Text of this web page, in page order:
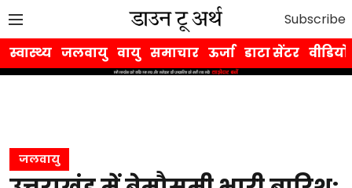
Subscribe
स्वास्थ्य जलवायु वायु समाचार ऊर्जा डाटा सेंटर वीडियो
जलवायु